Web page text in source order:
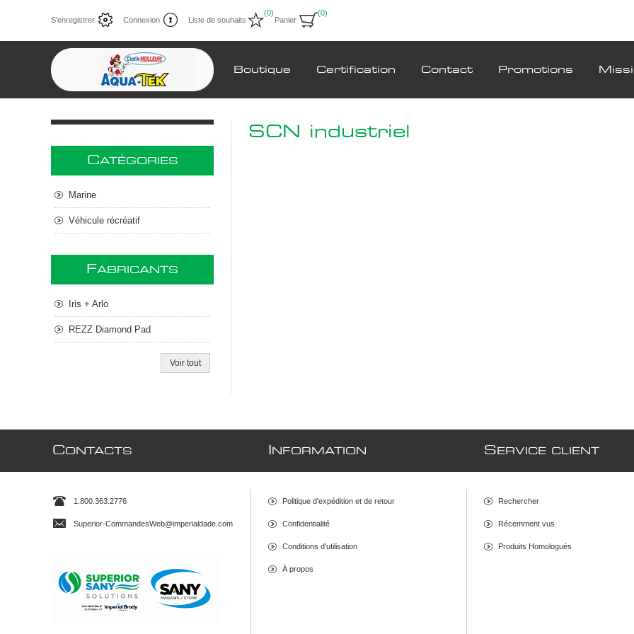
S'enregistrer Connexion Liste de souhaits
(0)
Panier
(0)
Boutique Certification Contact Promotions
SCN industriel
CATÉGORIES
Marine
Véhicule récréatif
FABRICANTS
Iris + Arlo
REZZ Diamond Pad
Voir tout
CONTACTS
1.800.363.2776
Superior-CommandesWeb@imperialdade.com
NFORMATION
Politique d'expédition et de retour
Confidentialité
Conditions d'utilisation
À propos
S ERVICE CLIENT
Rechercher
Récemment vus
Produits Homologués